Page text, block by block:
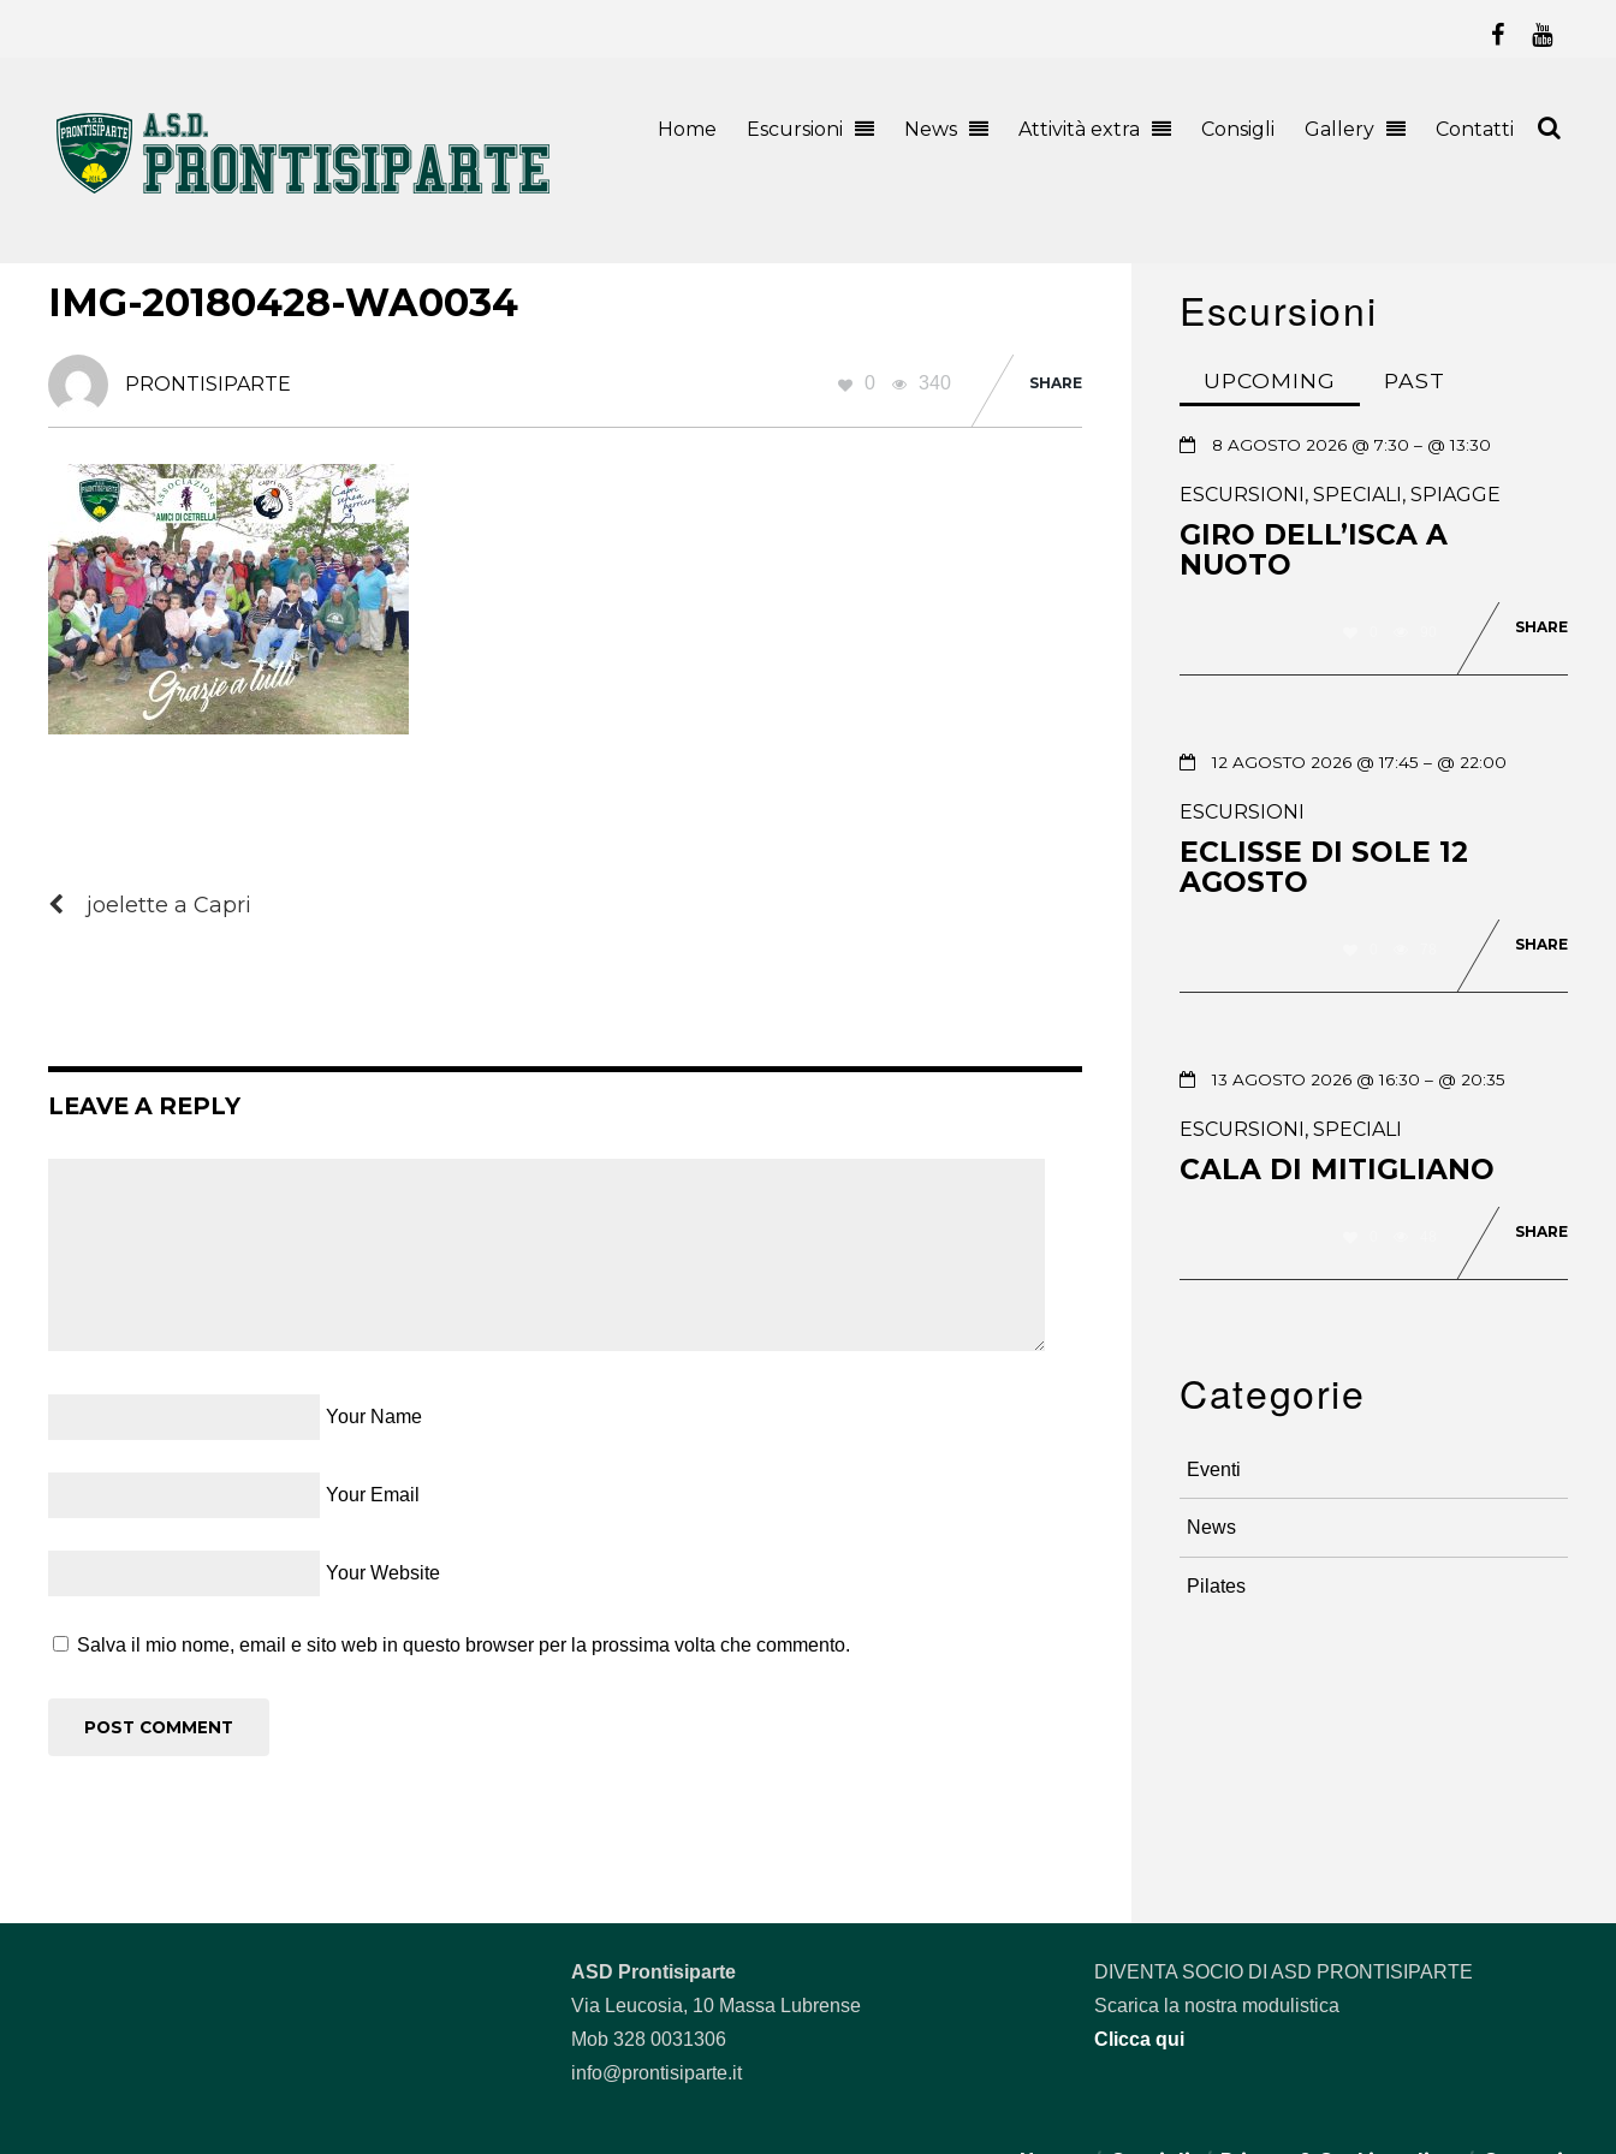
Home Escursioni News Attività extra Consigli Gallery Contatti
IMG-20180428-WA0034
PRONTISIPARTE 0 340 SHARE
joelette a Capri
LEAVE A REPLY
Your Name
Your Email
Your Website
Salva il mio nome, email e sito web in questo browser per la prossima volta che commento.
Escursioni
UPCOMING PAST
8 AGOSTO 2026 @ 7:30– @ 13:30
ESCURSIONI,SPECIALI,SPIAGGE
GIRO DELL’ISCA A
NUOTO
SHARE
12 AGOSTO 2026 @ 17:45– @ 22:00
ESCURSIONI
ECLISSE DI SOLE 12
AGOSTO
SHARE
13 AGOSTO 2026 @ 16:30– @ 20:35
ESCURSIONI,SPECIALI
CALA DI MITIGLIANO
SHARE
Categorie
Eventi
News
Pilates
ASD Prontisiparte
Via Leucosia, 10 Massa Lubrense
Mob 328 0031306
info@prontisiparte.it
DIVENTA SOCIO DI ASD PRONTISIPARTE
Scarica la nostra modulistica
Clicca qui